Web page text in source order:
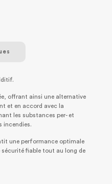
offrant ainsi une alternative
et en accord avec la
les substances per- et
incendies.
une performance optimale
fiable tout au long de